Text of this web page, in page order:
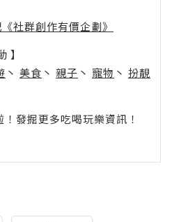
社群創作有價企劃》
】
丶 美食 丶 親子 丶 寵物 丶 扮靚
發掘更多吃喝玩樂資訊！